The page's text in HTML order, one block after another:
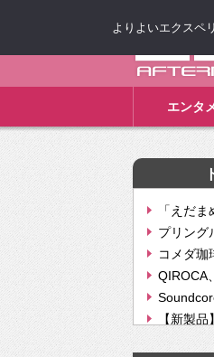
エンタ
「えだ
プリング
コメダ
QIROCA
【新製
【次世
よりよいエクスペ